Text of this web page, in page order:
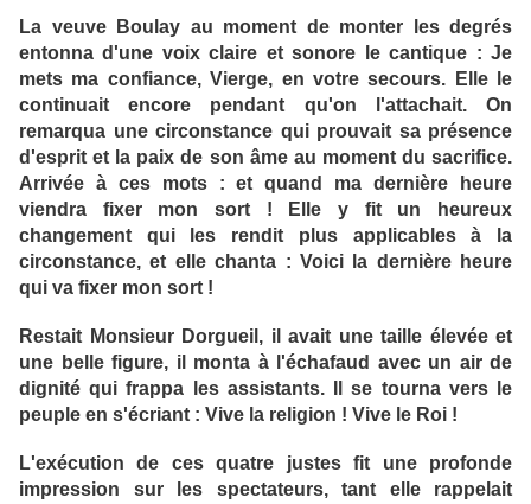
La veuve Boulay au moment de monter les degrés
entonna d'une voix claire et sonore le cantique : Je
mets ma confiance, Vierge, en votre secours. Elle le
continuait encore pendant qu'on l'attachait. On
remarqua une circonstance qui prouvait sa présence
d'esprit et la paix de son âme au moment du sacrifice.
Arrivée à ces mots : et quand ma dernière heure
viendra fixer mon sort ! Elle y fit un heureux
changement qui les rendit plus applicables à la
circonstance, et elle chanta : Voici la dernière heure
qui va fixer mon sort !
Restait Monsieur Dorgueil, il avait une taille élevée et
une belle figure, il monta à l'échafaud avec un air de
dignité qui frappa les assistants. Il se tourna vers le
peuple en s'écriant : Vive la religion ! Vive le Roi !
L'exécution de ces quatre justes fit une profonde
impression sur les spectateurs, tant elle rappelait